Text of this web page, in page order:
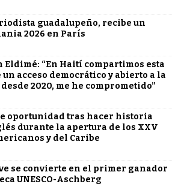
guadalupeño, recibe un
2026 en París
Eldimé: “En Haití compartimos esta
acceso democrático y abierto a la
2020, me he comprometido”
oportunidad tras hacer historia
durante la apertura de los XXV
y del Caribe
se convierte en el primer ganador
UNESCO-Aschberg